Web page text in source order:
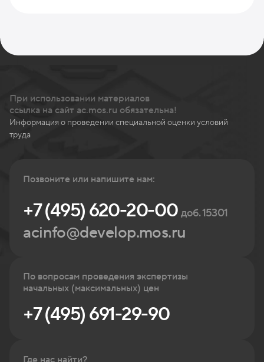
При использовании материалов
ссылка на сайт ac.mos.ru обязательна!
Информация о проведении специальной оценки условий
труда
Позвоните или напишите нам:
+7 (495) 620-20-00доб. 15301
acinfo@develop.mos.ru
По вопросам проведения экспертизы
начальных (максимальных) цен
+7 (495) 691-29-90
Где нас найти?